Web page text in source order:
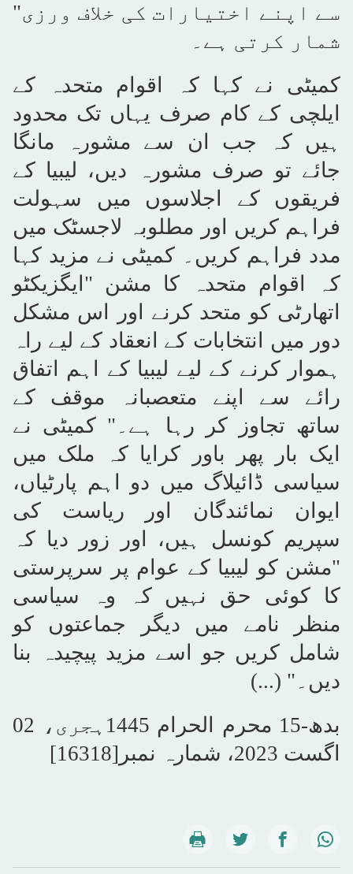
سے اپنے اختیارات کی خلاف ورزی"
شمار کرتی ہے۔
کمیٹی نے کہا کہ اقوام متحدہ کے
ایلچی کے کام صرف یہاں تک محدود
ہیں کہ جب ان سے مشورہ مانگا
جائے تو صرف مشورہ دیں، لیبیا کے
فریقوں کے اجلاسوں میں سہولت
فراہم کریں اور مطلوبہ لاجسٹک میں
مدد فراہم کریں۔ کمیٹی نے مزید کہا
کہ اقوام متحدہ کا مشن "ایگزیکٹو
اتھارٹی کو متحد کرنے اور اس مشکل
دور میں انتخابات کے انعقاد کے لیے راہ
ہموار کرنے کے لیے لیبیا کے اہم اتفاق
رائے سے اپنے متعصبانہ موقف کے
ساتھ تجاوز کر رہا ہے۔" کمیٹی نے
ایک بار پھر باور کرایا کہ ملک میں
سیاسی ڈائیلاگ میں دو اہم پارٹیاں،
ایوان نمائندگان اور ریاست کی
سپریم کونسل ہیں، اور زور دیا کہ
"مشن کو لیبیا کے عوام پر سرپرستی
کا کوئی حق نہیں کہ وہ سیاسی
منظر نامے میں دیگر جماعتوں کو
شامل کریں جو اسے مزید پیچیدہ بنا
دیں۔" (...)
بدھ-15 محرم الحرام 1445ہجری، 02
اگست 2023، شمارہ نمبر[16318]